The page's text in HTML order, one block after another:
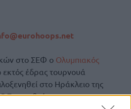
στο ΣΕΦ ο Ολυμπιακός
εκτός έδρας τουρνουά
στο Ηράκλειο της
Σεπτεμβρίου.